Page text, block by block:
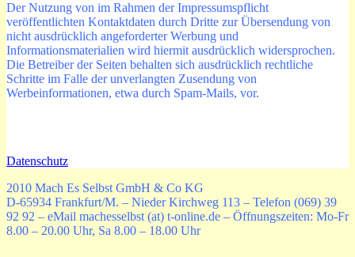
Der Nutzung von im Rahmen der Impressumspflicht
veröffentlichten Kontaktdaten durch Dritte zur Übersendung von
nicht ausdrücklich angeforderter Werbung und
Informationsmaterialien wird hiermit ausdrücklich widersprochen.
Die Betreiber der Seiten behalten sich ausdrücklich rechtliche
Schritte im Falle der unverlangten Zusendung von
Werbeinformationen, etwa durch Spam-Mails, vor.
Datenschutz
2010 Mach Es Selbst GmbH & Co KG
D-65934 Frankfurt/M. – Nieder Kirchweg 113 – Telefon (069) 39
92 92 – eMail machesselbst (at) t-online.de – Öffnungszeiten: Mo-Fr
8.00 – 20.00 Uhr, Sa 8.00 – 18.00 Uhr